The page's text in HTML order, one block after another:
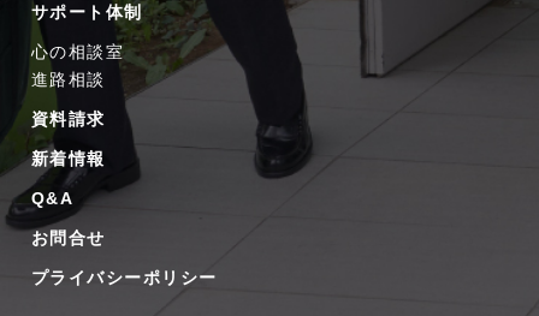
サポート体制
心の相談室
進路相談
資料請求
新着情報
Q&A
お問合せ
プライバシーポリシー